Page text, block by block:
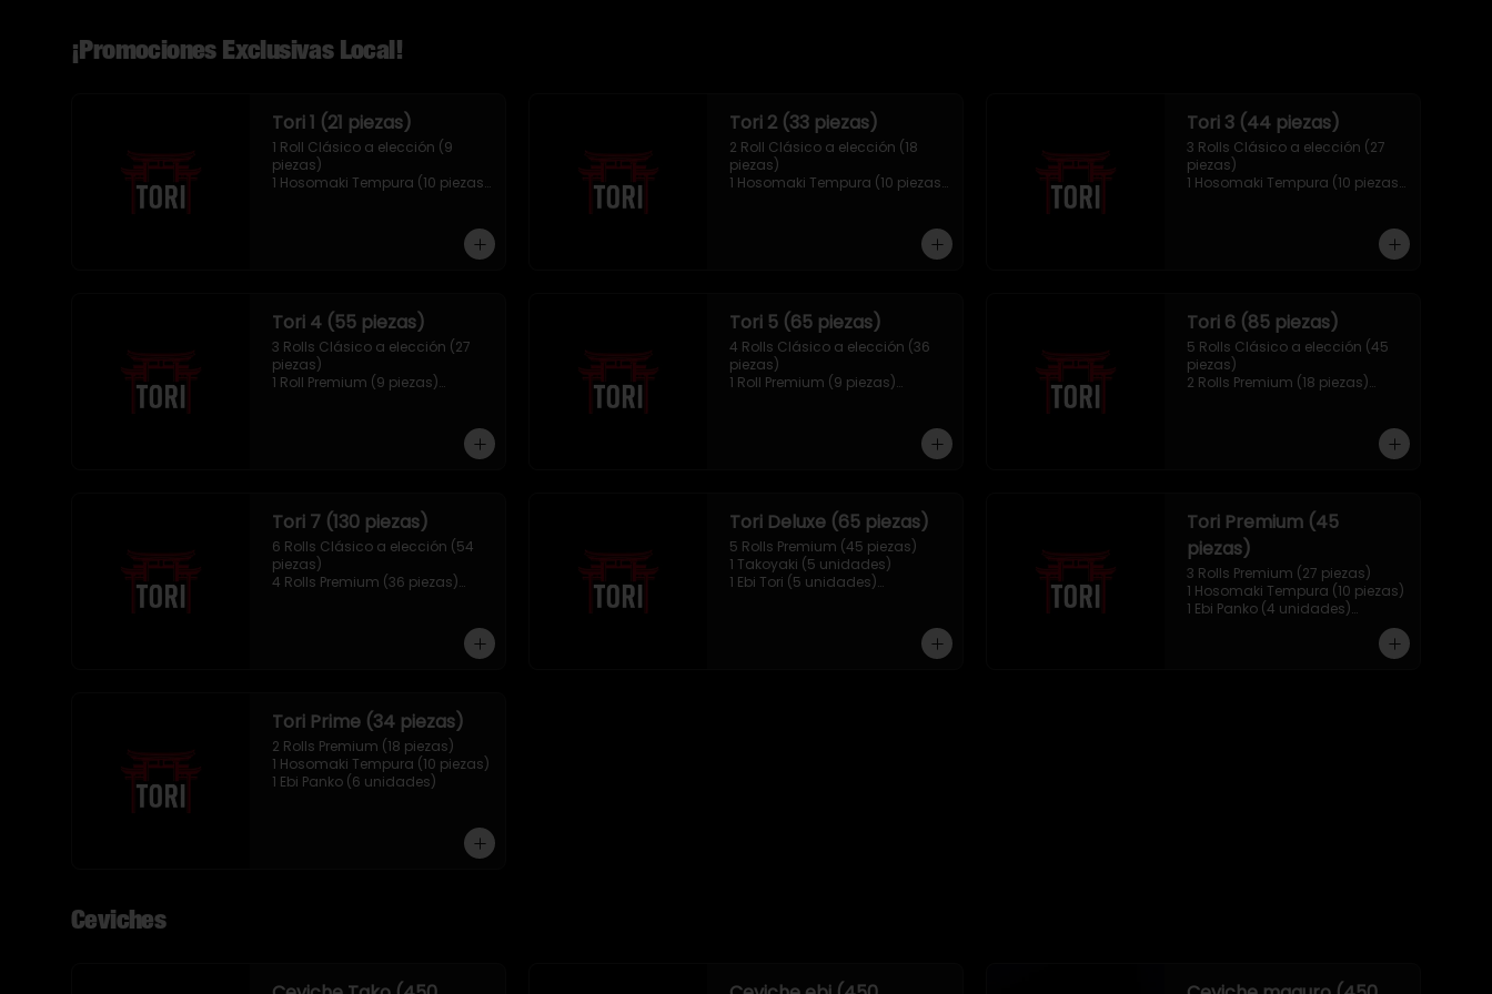
¡Promociones Exclusivas Local!
Tori 1 (21 piezas)
1 Roll Clásico a elección (9
piezas)
1 Hosomaki Tempura (10 piezas)
Tori 2 (33 piezas)
2 Roll Clásico a elección (18
piezas)
1 Hosomaki Tempura (10 piezas)
Tori 3 (44 piezas)
3 Rolls Clásico a elección (27
piezas)
1 Hosomaki Tempura (10 piezas)
Tori 4 (55 piezas)
3 Rolls Clásico a elección (27
piezas)
1 Roll Premium (9 piezas)
Tori 5 (65 piezas)
4 Rolls Clásico a elección (36
piezas)
1 Roll Premium (9 piezas)
Tori 6 (85 piezas)
5 Rolls Clásico a elección (45
piezas)
2 Rolls Premium (18 piezas)
Tori 7 (130 piezas)
6 Rolls Clásico a elección (54
piezas)
4 Rolls Premium (36 piezas)
Tori Deluxe (65 piezas)
5 Rolls Premium (45 piezas)
1 Takoyaki (5 unidades)
1 Ebi Tori (5 unidades)
Tori Premium (45
piezas)
3 Rolls Premium (27 piezas)
1 Hosomaki Tempura (10 piezas)
1 Ebi Panko (4 unidades)
Tori Prime (34 piezas)
2 Rolls Premium (18 piezas)
1 Hosomaki Tempura (10 piezas)
1 Ebi Panko (6 unidades)
Ceviches